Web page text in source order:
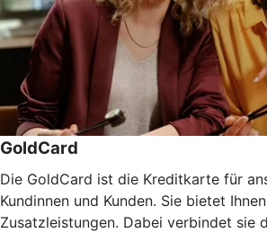
GoldCard
Die GoldCard ist die Kreditkarte für
Kundinnen und Kunden. Sie bietet
Zusatzleistungen. Dabei verbindet sie